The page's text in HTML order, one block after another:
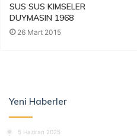
SUS SUS KIMSELER
DUYMASIN 1968
26 Mart 2015
Yeni Haberler
5 Haziran 2025